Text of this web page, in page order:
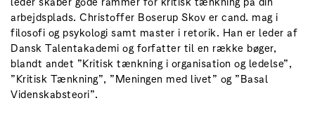
arbejdsplads. Christoffer Boserup Skov er cand. mag i
filosofi og psykologi samt master i retorik. Han er leder af
Dansk Talentakademi og forfatter til en række bøger,
blandt andet ”Kritisk tænkning i organisation og ledelse”,
”Kritisk Tænkning”, ”Meningen med livet” og ”Basal
Videnskabsteori”.